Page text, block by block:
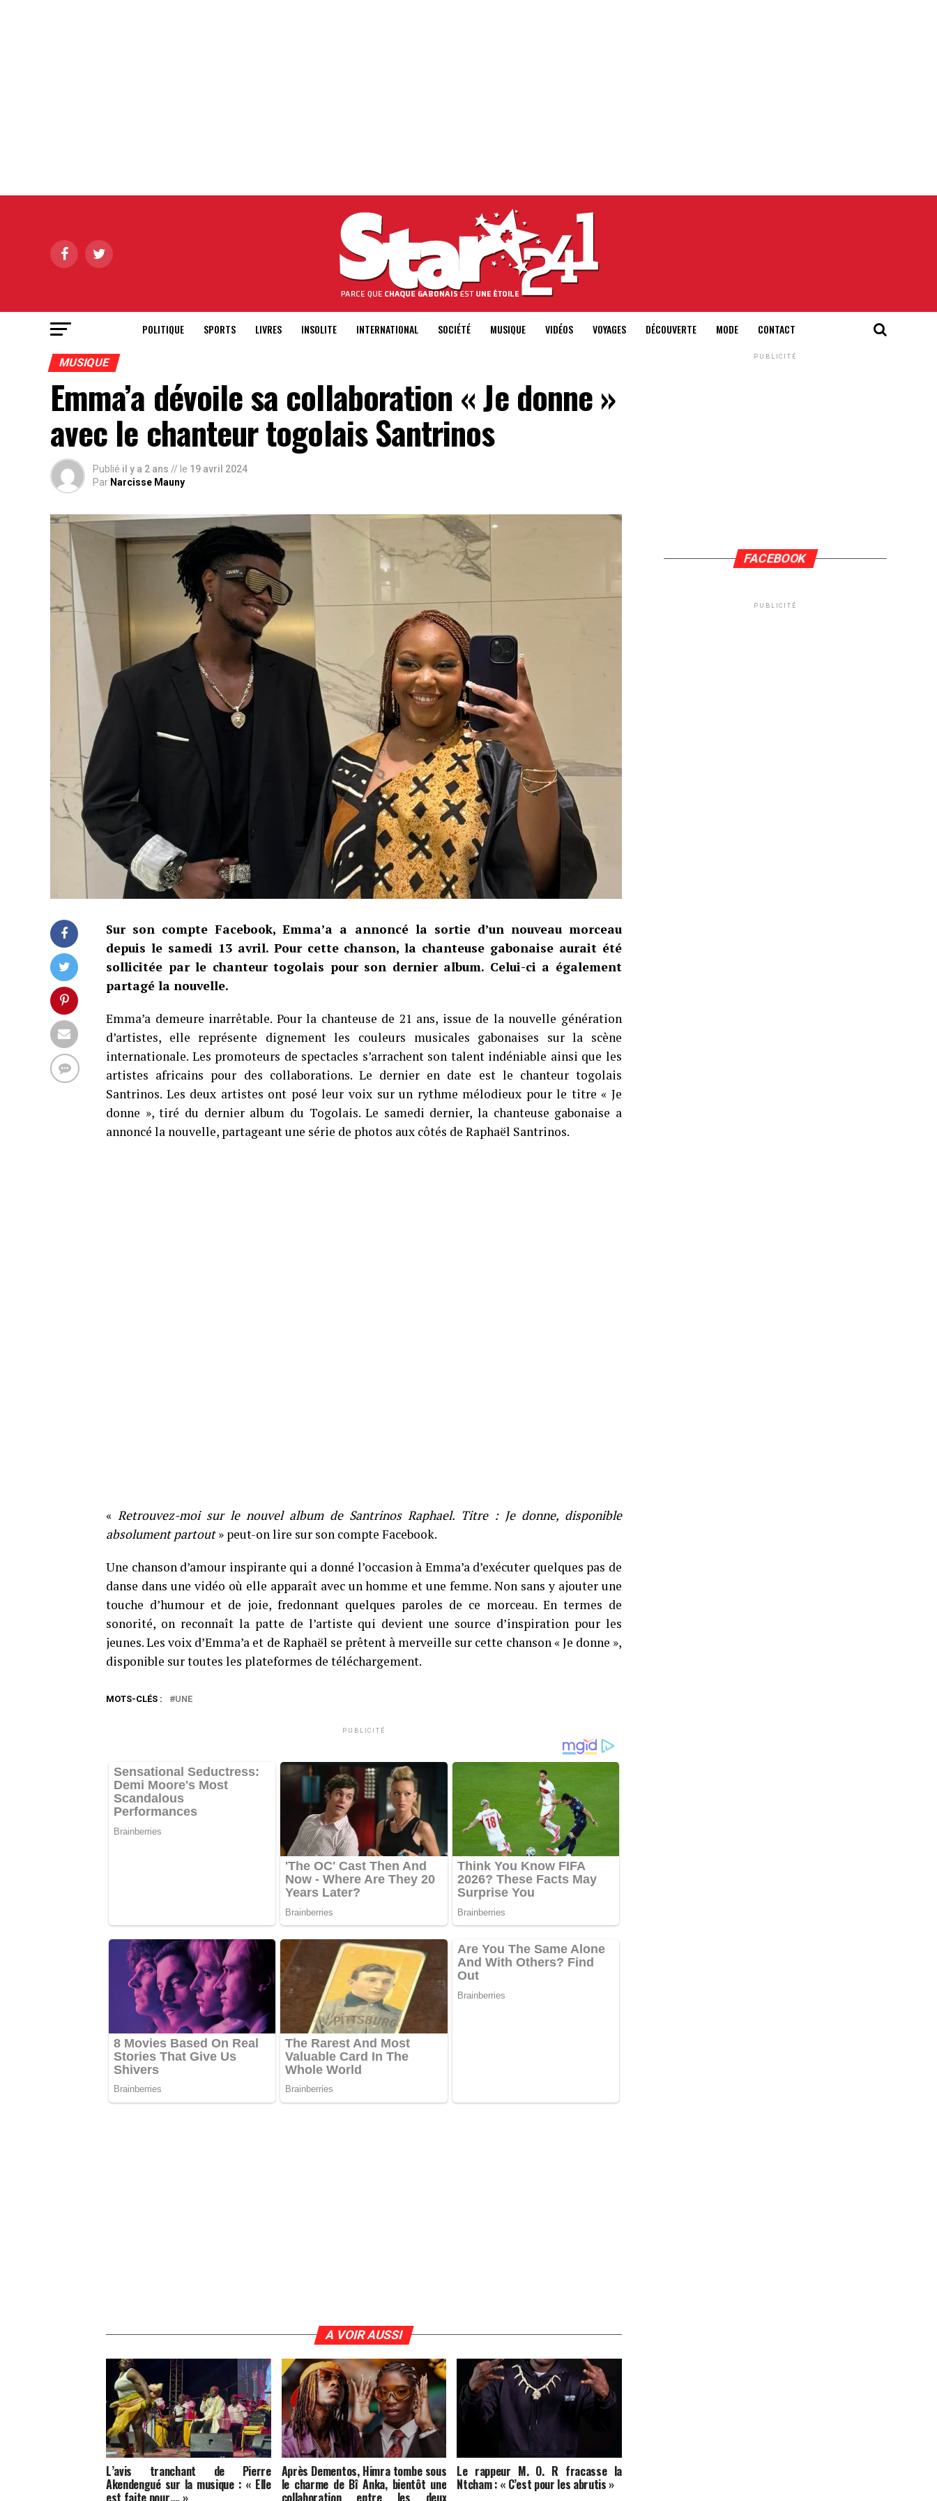
POLITIQUE SPORTS LIVRES INSOLITE INTERNATIONAL SOCIÉTÉ MUSIQUE VIDÉOS VOYAGES DÉCOUVERTE MODE CONTACT
MUSIQUE
Emma’a dévoile sa collaboration « Je donne »
avec le chanteur togolais Santrinos
Publié il y a 2 ans // le 19 avril 2024
Par Narcisse Mauny
Sur son compte Facebook, Emma’a a annoncé la sortie d’un nouveau morceau
depuis le samedi 13 avril. Pour cette chanson, la chanteuse gabonaise aurait été
sollicitée par le chanteur togolais pour son dernier album. Celui-ci a également
partagé la nouvelle.
Emma’a demeure inarrêtable. Pour la chanteuse de 21 ans, issue de la nouvelle génération
d’artistes, elle représente dignement les couleurs musicales gabonaises sur la scène
internationale. Les promoteurs de spectacles s’arrachent son talent indéniable ainsi que les
artistes africains pour des collaborations. Le dernier en date est le chanteur togolais
Santrinos. Les deux artistes ont posé leur voix sur un rythme mélodieux pour le titre « Je
donne », tiré du dernier album du Togolais. Le samedi dernier, la chanteuse gabonaise a
annoncé la nouvelle, partageant une série de photos aux côtés de Raphaël Santrinos.
« Retrouvez-moi sur le nouvel album de Santrinos Raphael. Titre : Je donne, disponible
absolument partout» peut-on lire sur son compte Facebook.
Une chanson d’amour inspirante qui a donné l’occasion à Emma’a d’exécuter quelques pas de
danse dans une vidéo où elle apparaît avec un homme et une femme. Non sans y ajouter une
touche d’humour et de joie, fredonnant quelques paroles de ce morceau. En termes de
sonorité, on reconnaît la patte de l’artiste qui devient une source d’inspiration pour les
jeunes. Les voix d’Emma’a et de Raphaël se prêtent à merveille sur cette chanson « Je donne »,
disponible sur toutes les plateformes de téléchargement.
MOTS-CLÉS : UNE
PUBLICITÉ
A VOIR AUSSI
L’avis tranchant de Pierre
Akendengué sur la musique : « Elle
est faite pour…. »
Après Dementos, Himra tombe sous
le charme de Bî Anka, bientôt une
collaboration entre les deux
Le rappeur M. O. R fracasse la
Ntcham : « C’est pour les abrutis »
PUBLICITÉ
FACEBOOK
PUBLICITÉ